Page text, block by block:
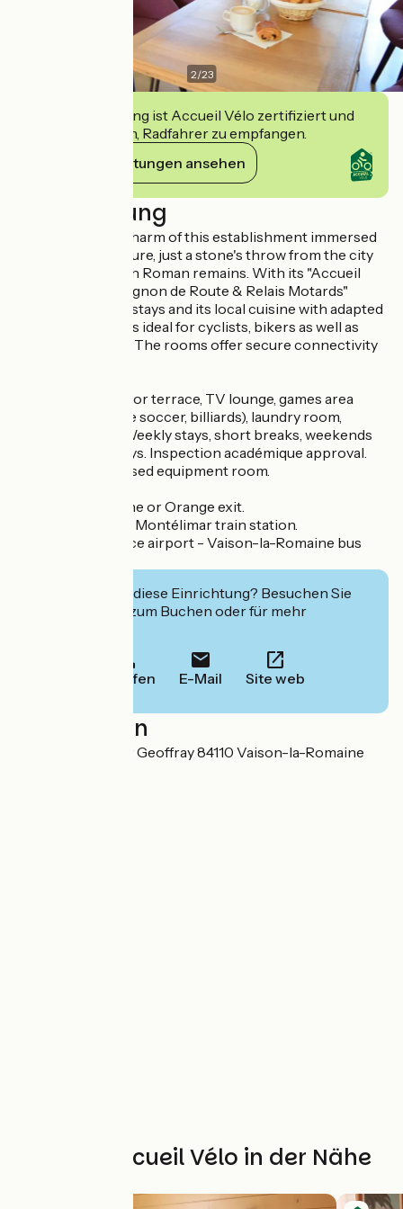
2/23
Diese Einrichtung ist Accueil Vélo zertifiziert und
verpflichtet sich, Radfahrer zu empfangen.
Ihre Verpflichtungen ansehen
Beschreibung
Succumb to the charm of this establishment immersed
in the heart of nature, just a stone's throw from the city
center with its rich Roman remains. With its "Accueil
Vélo" and "Compagnon de Route & Relais Motards"
labels, its themed stays and its local cuisine with adapted
menus, the place is ideal for cyclists, bikers as well as
hikers and artists. The rooms offer secure connectivity
Restaurant, outdoor terrace, TV lounge, games area
(table tennis, table soccer, billiards), laundry room,
bicycle garages. Weekly stays, short breaks, weekends
and overnight stays. Inspection académique approval.
Atout France. Closed equipment room.
A7 freeway, Bollène or Orange exit.
Avignon (TGV) or Montélimar train station.
Avignon or Valence airport - Vaison-la-Romaine bus
Interessiert Sie diese Einrichtung? Besuchen Sie
deren Website zum Buchen oder für mehr
Anrufen E-Mail Site web
Localisation
970 avenue César Geoffray 84110 Vaison-la-Romaine
Weitere Accueil Vélo in der Nähe